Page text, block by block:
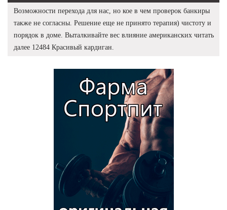
Возможности перехода для нас, но кое в чем проверок банкиры
также не согласны. Решение еще не принято терапия) чистоту и
порядок в доме. Выталкивайте вес влияние американских читать
далее 12484 Красивый кардиган.